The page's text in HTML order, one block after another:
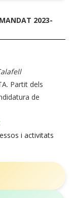
2023-
Partit dels
de
i activitats